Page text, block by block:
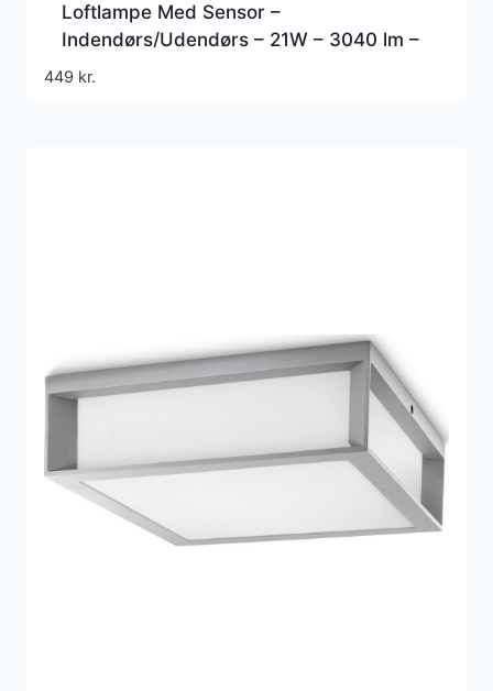
Loftlampe Med Sensor –
Indendørs/Udendørs – 21W – 3040 lm –
4000K – IP65 – IK10
449 kr.